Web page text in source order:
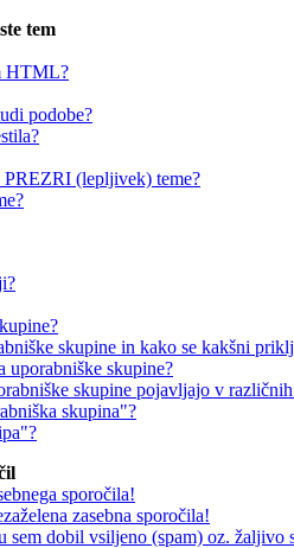
tem
HTML?
podobe?
(lepljivek) teme?
skupine in kako se kakšni
uporabniške skupine?
skupine pojavljajo v
skupina"?
sporočila!
zasebna sporočila!
sem dobil vsiljeno (spam) oz. žaljivo